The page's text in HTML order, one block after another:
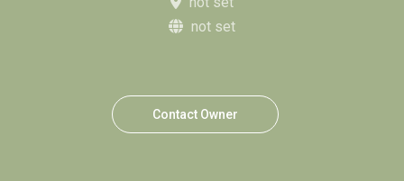
not set
Contact Owner